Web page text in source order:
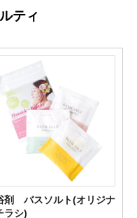
ティ
剤 バスソルト(オリジナ
ラシ)